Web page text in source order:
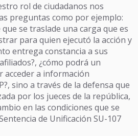
rol de ciudadanos nos
preguntas como por ejemplo:
se traslade una carga que es
para quien ejecutó la acción y
entrega constancia a sus
¿cómo podrá un
a información
sino a través de la defensa que
por los jueces de la república,
en las condiciones que se
de Unificación SU-107